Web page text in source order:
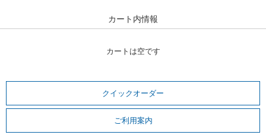
カート内情報
カートは空です
クイックオーダー
ご利用案内